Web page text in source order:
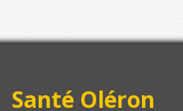
Santé Oléron